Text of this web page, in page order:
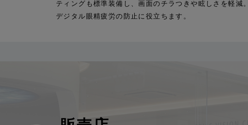
ZEISS ビジョンセンター
ティングも標準装備し、画面のチラつきや眩しさを軽減。
デジタル眼精疲労の防止に役立ちます。